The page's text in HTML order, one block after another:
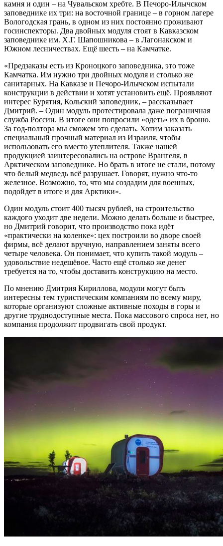
камня и один – на Чувальском хребте. В Печоро-Илычском
заповеднике их три: на восточной границе – в горном лагере
Вологодская грань, в одном из них постоянно проживают
госинспекторы. Два двойных модуля стоят в Кавказском
заповеднике им. Х.Г. Шапошникова – в Лагонакском и
Южном лесничествах. Ещё шесть – на Камчатке.
«Предзаказы есть из Кроноцкого заповедника, это тоже
Камчатка. Им нужно три двойных модуля и столько же
санитарных. На Кавказе и Печоро-Илычском испытали
конструкции в действии и хотят установить ещё. Проявляют
интерес Бурятия, Кольский заповедник, – рассказывает
Дмитрий. – Один модуль протестировала даже пограничная
служба России. В итоге они попросили «одеть» их в броню.
За год-полтора мы сможем это сделать. Хотим заказать
специальный прочный материал из Израиля, чтобы
использовать его вместо утеплителя. Также нашей
продукцией заинтересовались на острове Врангеля, в
Арктическом заповеднике. Но брать в итоге не стали, потому
что белый медведь всё разрушает. Говорят, нужно что-то
железное. Возможно, то, что мы создадим для военных,
подойдет в итоге и для Арктики».
Один модуль стоит 400 тысяч рублей, на строительство
каждого уходит две недели. Можно делать больше и быстрее,
но Дмитрий говорит, что производство пока идёт
«практически на коленке»: цех построили во дворе своей
фирмы, всё делают вручную, направлением заняты всего
четыре человека. Он понимает, что купить такой модуль –
удовольствие недешёвое. Часто ещё столько же денег
требуется на то, чтобы доставить конструкцию на место.
По мнению Дмитрия Кириллова, модули могут быть
интересны тем туристическим компаниям по всему миру,
которые организуют сложные активные походы в горы и
другие труднодоступные места. Пока массового спроса нет, но
компания продолжит продвигать свой продукт.